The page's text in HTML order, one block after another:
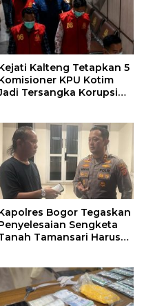
Kalteng Tetapkan 5
KPU Kotim
Tersangka Korupsi
Bogor Tegaskan
Sengketa
Tamansari Harus